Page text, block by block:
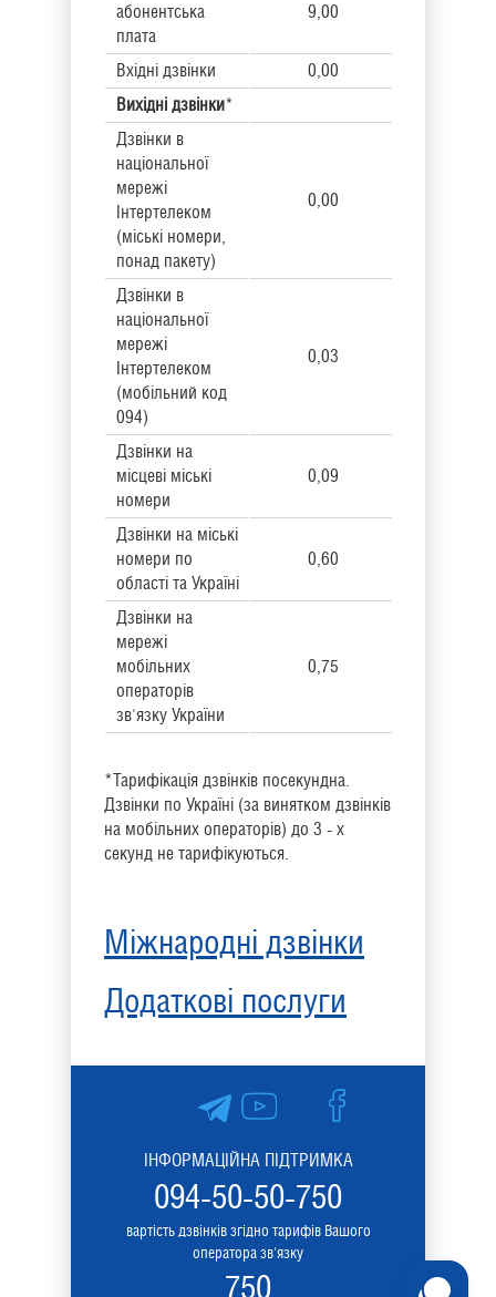
абонентська
плата
9,00
Вхідні дзвінки
0,00
Вихідні дзвінки*
Дзвінки в
національної
мережі
Інтертелеком
(міські номери,
понад пакету)
0,00
Дзвінки в
національної
мережі
Інтертелеком
(мобільний код
094)
0,03
Дзвінки на
місцеві міські
номери
0,09
Дзвінки на міські
номери по
області та Україні
0,60
Дзвінки на
мережі
мобільних
операторів
зв'язку України
0,75
*Тарифікація дзвінків посекундна.
Дзвінки по Україні (за винятком дзвінків
на мобільних операторів) до 3 - х
секунд не тарифікуються.
Міжнародні дзвінки
Додаткові послуги
ІНФОРМАЦІЙНА ПІДТРИМКА
094-50-50-750
вартість дзвінків згідно тарифів Вашого
оператора зв'язку
750